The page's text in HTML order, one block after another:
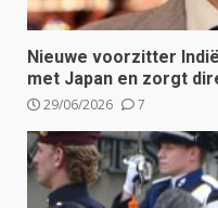
Nieuwe voorzitter
met Japan en zorgt
29/06/2026 7